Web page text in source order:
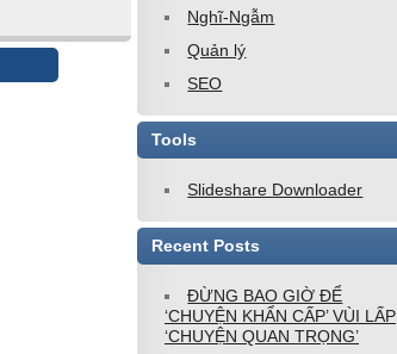
Nghĩ-Ngẫm
Quản lý
SEO
Tools
Slideshare Downloader
Recent Posts
ĐỪNG BAO GIỜ ĐỂ
‘CHUYỆN KHẨN CẤP’ VÙI LẤP
‘CHUYỆN QUAN TRỌNG’